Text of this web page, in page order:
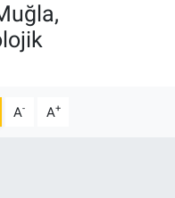
A- A+